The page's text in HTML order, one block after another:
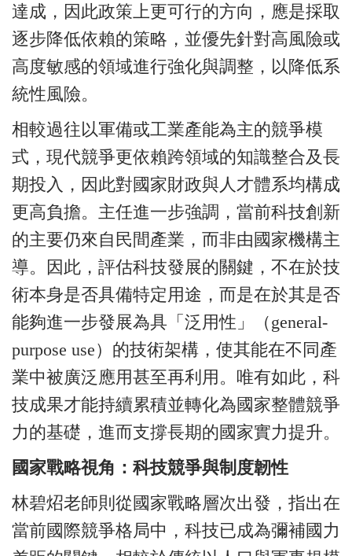
達成，因此政策上更可行的方向，應是採取
逐步降低依賴的策略，並優先針對高風險或
高度敏感的領域進行強化與調整，以降低系
統性風險。
相較過往以軍備或工業產能為主的競爭模
式，現代競爭更依賴跨領域的知識整合及長
期投入，因此對國家財政與人才體系均構成
更高負擔。主任進一步強調，當前科技創新
的主要仍來自民間產業，而非由國家機構主
導。因此，評估科技發展的關鍵，不在於技
術本身是否具備特定用途，而是在於其是否
能夠進一步發展為具「泛用性」（general-
purpose use）的技術架構，使其能在不同產
業中被廣泛應用甚至再利用。唯有如此，科
技成果才能持續累積並轉化為國家整體競爭
力的基礎，進而支撐長期的國家實力提升。
國家戰略視角：科技競爭與制度韌性
林碧炤老師則從國家戰略層次出發，指出在
當前國際競爭格局中，科技已成為彌補國力